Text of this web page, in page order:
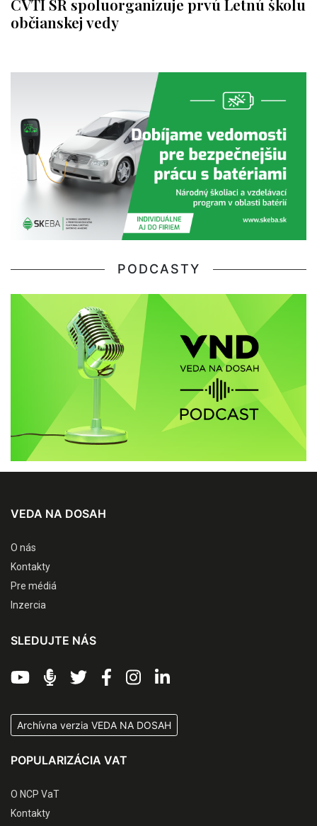
CVTI SR spoluorganizuje prvú Letnú školu
občianskej vedy
PODCASTY
VEDA NA DOSAH
O nás
Kontakty
Pre médiá
Inzercia
SLEDUJTE NÁS
Archívna verzia VEDA NA DOSAH
POPULARIZÁCIA VAT
O NCP VaT
Kontakty